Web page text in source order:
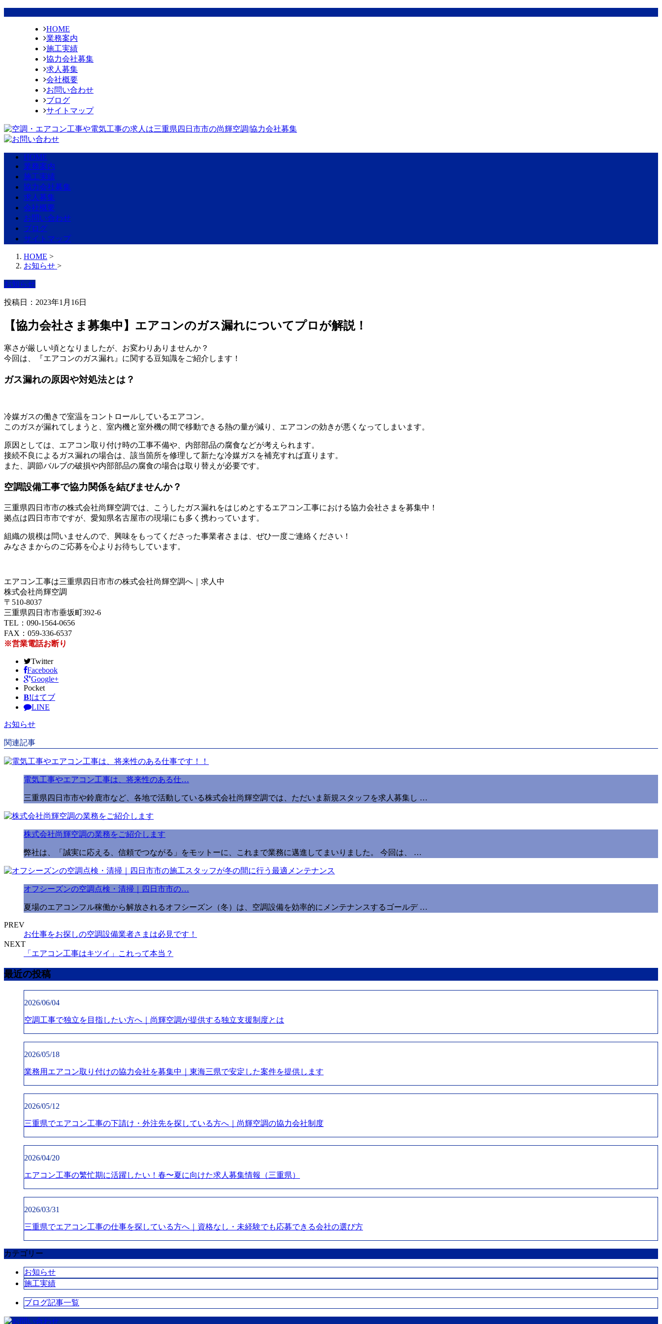
HOME
業務案内
施工実績
協力会社募集
求人募集
会社概要
お問い合わせ
ブログ
サイトマップ
HOME
業務案内
施工実績
協力会社募集
求人募集
会社概要
お問い合わせ
ブログ
サイトマップ
HOME >
お知らせ >
お知らせ
投稿日：2023年1月16日
【協力会社さま募集中】エアコンのガス漏れについてプロが解説！
寒さが厳しい頃となりましたが、お変わりありませんか？
今回は、『エアコンのガス漏れ』に関する豆知識をご紹介します！
ガス漏れの原因や対処法とは？
冷媒ガスの働きで室温をコントロールしているエアコン。
このガスが漏れてしまうと、室内機と室外機の間で移動できる熱の量が減り、エアコンの効きが悪くなってしまいます。
原因としては、エアコン取り付け時の工事不備や、内部部品の腐食などが考えられます。
接続不良によるガス漏れの場合は、該当箇所を修理して新たな冷媒ガスを補充すれば直ります。
また、調節バルブの破損や内部部品の腐食の場合は取り替えが必要です。
空調設備工事で協力関係を結びませんか？
三重県四日市市の株式会社尚輝空調では、こうしたガス漏れをはじめとするエアコン工事における協力会社さまを募集中！
拠点は四日市市ですが、愛知県名古屋市の現場にも多く携わっています。
組織の規模は問いませんので、興味をもってくださった事業者さまは、ぜひ一度ご連絡ください！
みなさまからのご応募を心よりお待ちしています。
エアコン工事は三重県四日市市の株式会社尚輝空調へ｜求人中
株式会社尚輝空調
〒510-8037
三重県四日市市垂坂町392-6
TEL：090-1564-0656
FAX：059-336-6537
※営業電話お断り
Twitter
Facebook
Google+
Pocket
B!はてブ
LINE
お知らせ
関連記事
電気工事やエアコン工事は、将来性のある仕…
三重県四日市市や鈴鹿市など、各地で活動している株式会社尚輝空調では、ただいま新規スタッフを求人募集し …
株式会社尚輝空調の業務をご紹介します
弊社は、「誠実に応える、信頼でつながる」をモットーに、これまで業務に邁進してまいりました。 今回は、 …
オフシーズンの空調点検・清掃｜四日市市の…
夏場のエアコンフル稼働から解放されるオフシーズン（冬）は、空調設備を効率的にメンテナンスするゴールデ …
PREV
お仕事をお探しの空調設備業者さまは必見です！
NEXT
「エアコン工事はキツイ」これって本当？
最近の投稿
2026/06/04
空調工事で独立を目指したい方へ｜尚輝空調が提供する独立支援制度とは
2026/05/18
業務用エアコン取り付けの協力会社を募集中｜東海三県で安定した案件を提供します
2026/05/12
三重県でエアコン工事の下請け・外注先を探している方へ｜尚輝空調の協力会社制度
2026/04/20
エアコン工事の繁忙期に活躍したい！春〜夏に向けた求人募集情報（三重県）
2026/03/31
三重県でエアコン工事の仕事を探している方へ｜資格なし・未経験でも応募できる会社の選び方
カテゴリー
お知らせ
施工実績
ブログ記事一覧